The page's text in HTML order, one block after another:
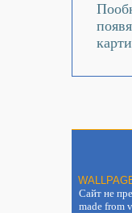
Сайт не
made from